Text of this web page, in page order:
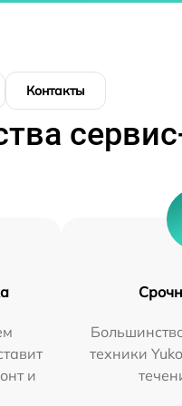
Контакты
и
техники